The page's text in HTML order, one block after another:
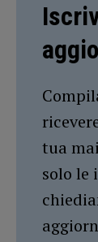
tua
solo le